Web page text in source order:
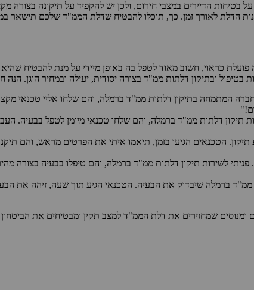
הדיירים במצבי חירום, ולכן יש להקפיד על תיקונה בצורה
הדלת לאורך זמן. כך, תוכלו להבטיח שדלת הממ"ד שלכם תישאר
כראוי, חשוב מאוד לטפל בה באופן מיידי על מנת להבטיח
ובתיקון דלתות ממ"ד בצורה יסודית, יעילה ובמחיר הוגן.
המתמחה בתיקון דלתות ממ"ד ברמלה, והם שלחו אליי טכנאי
תיקון דלתות ממ"ד ברמלה, והם שלחו טכנאי מיומן לטפל בבעיה.
הטכנאים הגיעו בזמן, תיאמו איתי את הפרטים מראש, והם
לשירות תיקון דלתות ממ"ד ברמלה, והם טיפלו בבעיה בצורה
ברמלה שיבדוק את הבעיה. הטכנאי הגיע תוך שעה, זיהה את
ומנוסים שמחזירים את דלת הממ"ד למצב תקין ומבטיחים את